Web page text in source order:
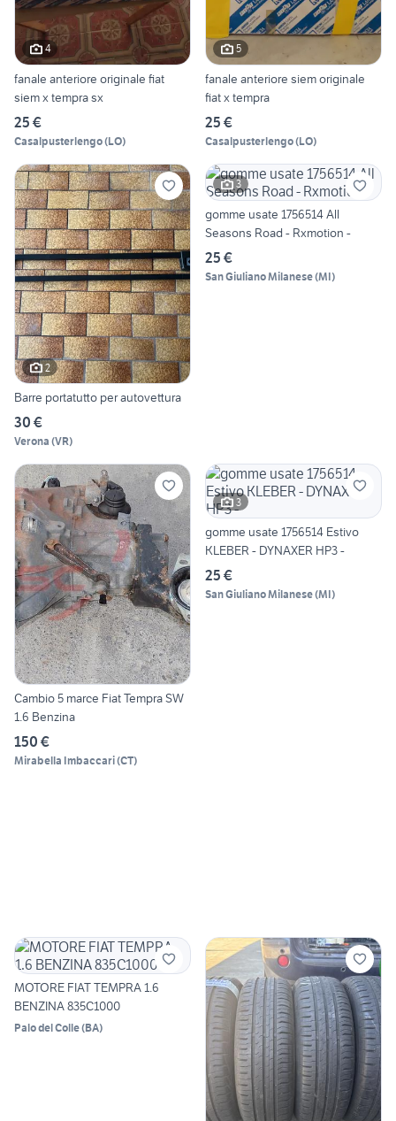
4
fanale anteriore originale fiat
siem x tempra sx
25 €
Casalpusterlengo(LO)
5
fanale anteriore siem originale
fiat x tempra
25 €
Casalpusterlengo(LO)
2
Barre portatutto per autovettura
30 €
Verona (VR)
3
gomme usate 1756514 All
Seasons Road - Rxmotion -
25 €
San Giuliano Milanese(MI)
Cambio 5 marce Fiat Tempra SW
1.6 Benzina
150 €
Mirabella Imbaccari(CT)
3
gomme usate 1756514 Estivo
KLEBER - DYNAXER HP3 -
25 €
San Giuliano Milanese(MI)
MOTORE FIAT TEMPRA 1.6
BENZINA 835C1000
Palo del Colle(BA)